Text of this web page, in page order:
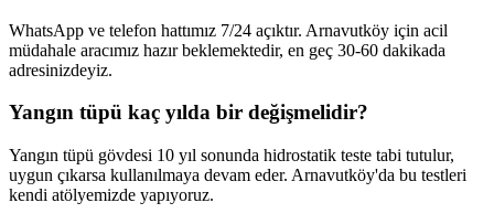
WhatsApp ve telefon hattımız 7/24 açıktır. Arnavutköy için acil
müdahale aracımız hazır beklemektedir, en geç 30-60 dakikada
adresinizdeyiz.
Yangın tüpü kaç yılda bir değişmelidir?
Yangın tüpü gövdesi 10 yıl sonunda hidrostatik teste tabi tutulur,
uygun çıkarsa kullanılmaya devam eder. Arnavutköy'da bu testleri
kendi atölyemizde yapıyoruz.